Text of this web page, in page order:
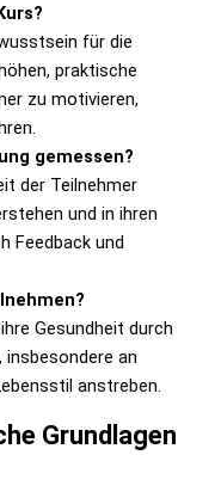
für die
praktische
zu motivieren,
gemessen?
der Teilnehmer
und in ihren
Feedback und
Gesundheit durch
an
anstreben.
Grundlagen